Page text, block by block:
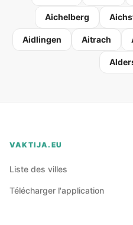
Aichelberg
Aidlingen Aitrach
VAKTIJA.EU
Liste des villes
Télécharger l'application